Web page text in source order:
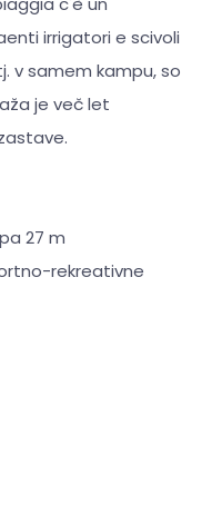
irrigatori e scivoli
v samem kampu, so
je več let
27 m
rekreativne